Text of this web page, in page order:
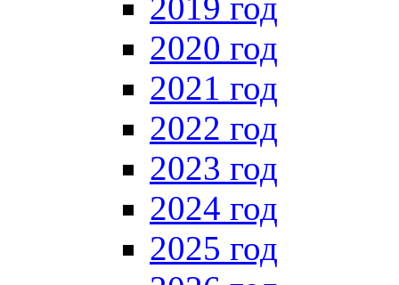
2019 год
2020 год
2021 год
2022 год
2023 год
2024 год
2025 год